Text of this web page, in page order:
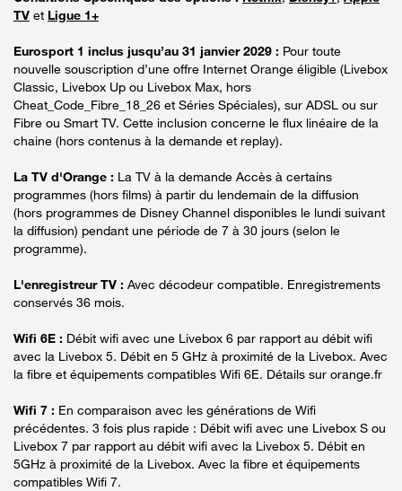
TV et Ligue 1+
Eurosport 1 inclus jusqu’au 31 janvier 2029 : Pour toute
nouvelle souscription d’une offre Internet Orange éligible (Livebox
Classic, Livebox Up ou Livebox Max, hors
Cheat_Code_Fibre_18_26 et Séries Spéciales), sur ADSL ou sur
Fibre ou Smart TV. Cette inclusion concerne le flux linéaire de la
chaine (hors contenus à la demande et replay).
La TV d'Orange : La TV à la demande Accès à certains
programmes (hors films) à partir du lendemain de la diffusion
(hors programmes de Disney Channel disponibles le lundi suivant
la diffusion) pendant une période de 7 à 30 jours (selon le
programme).
L'enregistreur TV : Avec décodeur compatible. Enregistrements
conservés 36 mois.
Wifi 6E : Débit wifi avec une Livebox 6 par rapport au débit wifi
avec la Livebox 5. Débit en 5 GHz à proximité de la Livebox. Avec
la fibre et équipements compatibles Wifi 6E. Détails sur orange.fr
Wifi 7 : En comparaison avec les générations de Wifi
précédentes. 3 fois plus rapide : Débit wifi avec une Livebox S ou
Livebox 7 par rapport au débit wifi avec la Livebox 5. Débit en
5GHz à proximité de la Livebox. Avec la fibre et équipements
compatibles Wifi 7.